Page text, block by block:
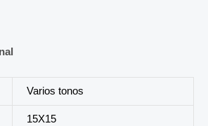
Varios tonos
15X15